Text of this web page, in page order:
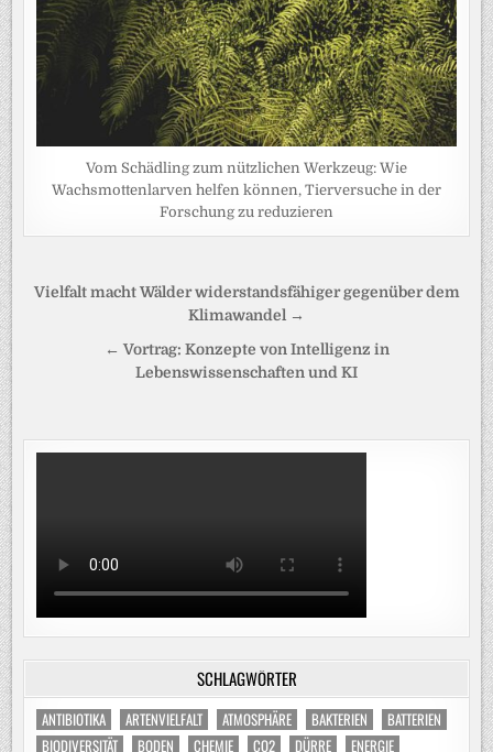
Vom Schädling zum nützlichen Werkzeug: Wie
Wachsmottenlarven helfen können, Tierversuche in der
Forschung zu reduzieren
Beitragsnavigation
Vielfalt macht Wälder widerstandsfähiger gegenüber dem
Klimawandel →
← Vortrag: Konzepte von Intelligenz in
Lebenswissenschaften und KI
SCHLAGWÖRTER
ANTIBIOTIKA ARTENVIELFALT ATMOSPHÄRE BAKTERIEN
BATTERIEN
BIODIVERSITÄT
BODEN CHEMIE CO2 DÜRRE ENERGIE